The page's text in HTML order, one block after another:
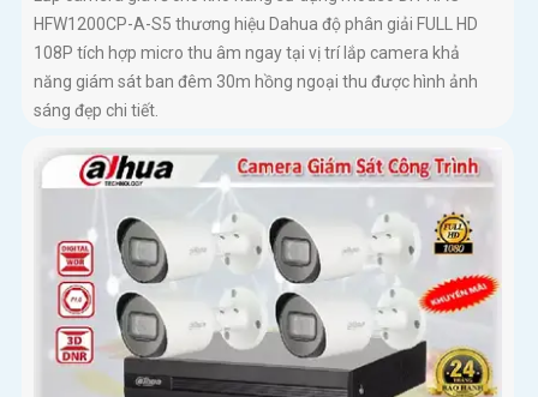
HFW1200CP-A-S5 thương hiệu Dahua độ phân giải FULL HD
108P tích hợp micro thu âm ngay tại vị trí lắp camera khả
năng giám sát ban đêm 30m hồng ngoại thu được hình ảnh
sáng đẹp chi tiết.